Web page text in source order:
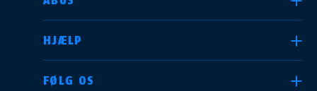
HJÆLP
FØLG OSDeutschland